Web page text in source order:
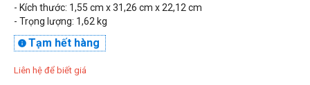
- Kích thước: 1,55 cm x 31,26 cm x 22,12 cm
- Trọng lượng: 1,62 kg
Tạm hết hàng

Liên hệ để biết giá